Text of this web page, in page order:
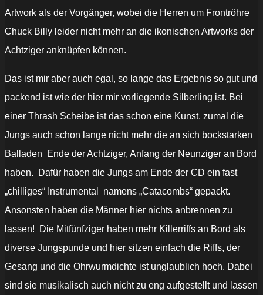
Artwork als der Vorgänger, wobei die Herren um Frontröhre
Chuck Billy leider nicht mehr an die ikonischen Artworks der
Achtziger anknüpfen können.
Das ist mir aber auch egal, so lange das Ergebnis so gut und
packend ist wie der hier mir vorliegende Silberling ist. Bei
einer Thrash Scheibe ist das schon eine Kunst, zumal die
Jungs auch schon lange nicht mehr die an sich bockstarken
Balladen Ende der Achtziger, Anfang der Neunziger an Bord
haben. Dafür haben die Jungs am Ende der CD ein fast
„chilliges“ Instrumental namens „Catacombs“ gepackt.
Ansonsten haben die Männer hier nichts anbrennen zu
lassen! Die Mitfünfziger haben mehr Killerriffs an Bord als
diverse Jungspunde und hier sitzen einfach die Riffs, der
Gesang und die Ohrwurmdichte ist unglaublich hoch. Dabei
sind sie musikalisch auch nicht zu eng aufgestellt und lassen